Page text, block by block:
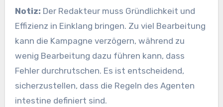
Notiz: Der Redakteur muss Gründlichkeit und
Effizienz in Einklang bringen. Zu viel Bearbeitung
kann die Kampagne verzögern, während zu
wenig Bearbeitung dazu führen kann, dass
Fehler durchrutschen. Es ist entscheidend,
sicherzustellen, dass die Regeln des Agenten
intestine definiert sind.